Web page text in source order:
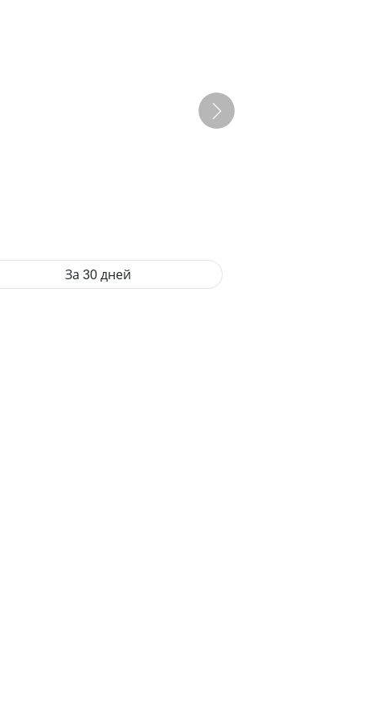
За 30 дней